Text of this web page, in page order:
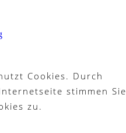
Cookies. Durch
stimmen
zu.